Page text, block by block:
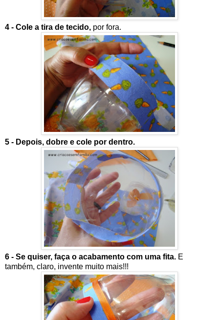
4 - Cole a tira de tecido, por fora.
5 - Depois, dobre e cole por dentro.
6 - Se quiser, faça o acabamento com uma fita. E
também, claro, invente muito mais!!!